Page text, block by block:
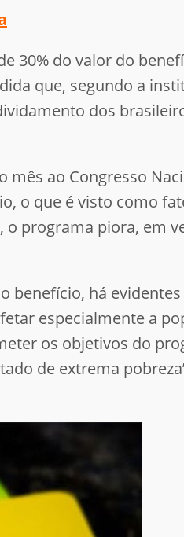
30% do valor do
que, segundo a
dos
mês ao Congresso
o que é visto como
programa piora, em
benefício, há
especialmente a
os objetivos do
de extrema